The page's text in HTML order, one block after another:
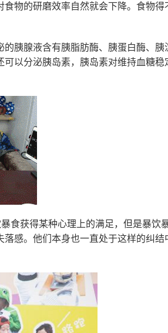
物的研磨效率自然就会下降。食物得
胰腺液含有胰脂肪酶、胰蛋白酶、胰
以分泌胰岛素，胰岛素对维持血糖稳
食获得某种心理上的满足，但是暴饮
感。他们本身也一直处于这样的纠结